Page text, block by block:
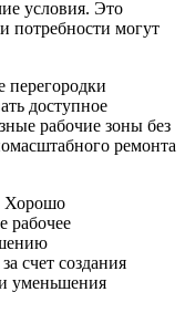
условия. Это
потребности могут
перегородки
доступное
рабочие зоны без
ремонта
Хорошо
рабочее
счет создания
уменьшения